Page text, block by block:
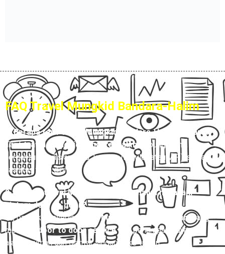
FAQ Travel Mungkid Bandara-Halim
1. Berapa tarif travel Mungkid Bandara-Halim terbaru?
Tariftravel Mungkid Bandara-Halim Hubungi Kami,
tergantung jenis armada, layanan (reguler atau VIP), serta
fasilitas yang dipilih.
2. Apakah travel Mungkid Bandara-Halim melayani
sistem door to door?
Ya, banyak penyediatravel Mungkid Bandara-Halim yang
melayani
door to door service, jadi penumpang dijemput di
alamat rumah dan diantar langsung ke tujuan.